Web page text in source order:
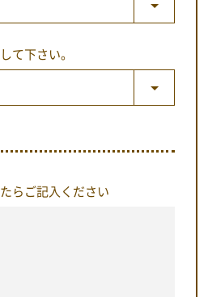
て下さい。
らご記入ください